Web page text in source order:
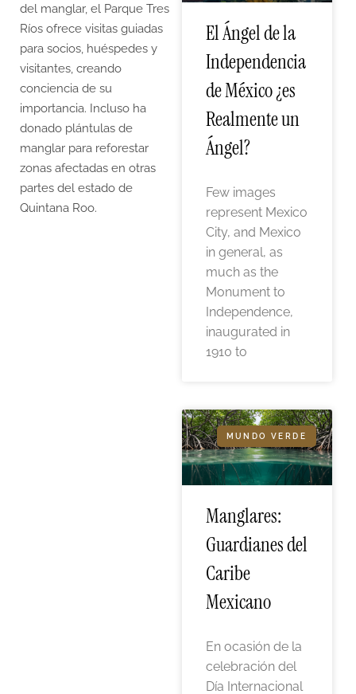
del manglar, el Parque Tres
Ríos ofrece visitas guiadas
para socios, huéspedes y
visitantes, creando
conciencia de su
importancia. Incluso ha
donado plántulas de
manglar para reforestar
zonas afectadas en otras
partes del estado de
Quintana Roo.
El Ángel de la
Independencia
de México ¿es
Realmente un
Ángel?
Few images
represent Mexico
City, and Mexico
in general, as
much as the
Monument to
Independence,
inaugurated in
1910 to
MUNDO VERDE
Manglares:
Guardianes del
Caribe
Mexicano
En ocasión de la
celebración del
Día Internacional